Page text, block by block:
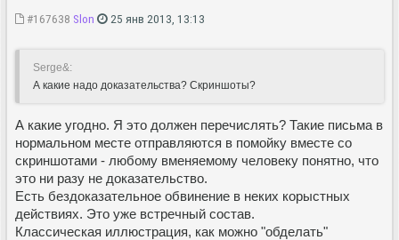
#167638 Slon 25 янв 2013, 13:13
Serge&:
А какие надо доказательства? Скриншоты?
А какие угодно. Я это должен перечислять? Такие письма в
нормальном месте отправляются в помойку вместе со
скриншотами - любому вменяемому человеку понятно, что
это ни разу не доказательство.
Есть бездоказательное обвинение в неких корыстных
действиях. Это уже встречный состав.
Классическая иллюстрация, как можно "обделать"